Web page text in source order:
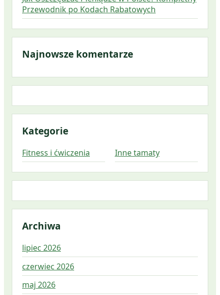
Przewodnik po Kodach Rabatowych
Najnowsze komentarze
Kategorie
Fitness i ćwiczenia Inne tamaty
Archiwa
lipiec 2026
czerwiec 2026
maj 2026